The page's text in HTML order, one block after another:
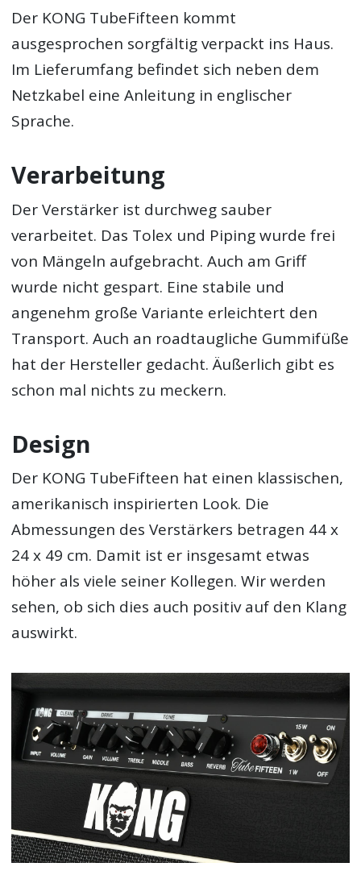
Der KONG TubeFifteen kommt
ausgesprochen sorgfältig verpackt ins Haus.
Im Lieferumfang befindet sich neben dem
Netzkabel eine Anleitung in englischer
Sprache.
Verarbeitung
Der Verstärker ist durchweg sauber
verarbeitet. Das Tolex und Piping wurde frei
von Mängeln aufgebracht. Auch am Griff
wurde nicht gespart. Eine stabile und
angenehm große Variante erleichtert den
Transport. Auch an roadtaugliche Gummifüße
hat der Hersteller gedacht. Äußerlich gibt es
schon mal nichts zu meckern.
Design
Der KONG TubeFifteen hat einen klassischen,
amerikanisch inspirierten Look. Die
Abmessungen des Verstärkers betragen 44 x
24 x 49 cm. Damit ist er insgesamt etwas
höher als viele seiner Kollegen. Wir werden
sehen, ob sich dies auch positiv auf den Klang
auswirkt.